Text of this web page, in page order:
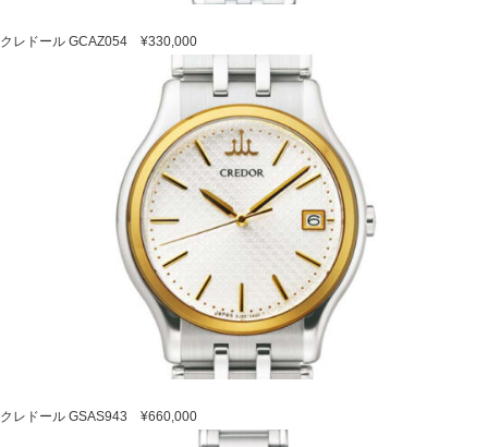
クレドール GCAZ054 ¥330,000
クレドール GSAS943 ¥660,000